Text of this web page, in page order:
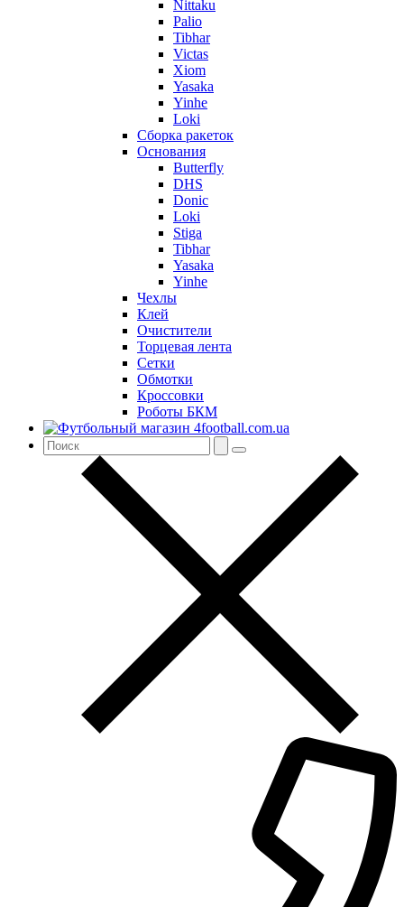
Nittaku
Palio
Tibhar
Victas
Xiom
Yasaka
Yinhe
Loki
Сборка ракеток
Основания
Butterfly
DHS
Donic
Loki
Stiga
Tibhar
Yasaka
Yinhe
Чехлы
Клей
Очистители
Торцевая лента
Сетки
Обмотки
Кроссовки
Роботы БКМ